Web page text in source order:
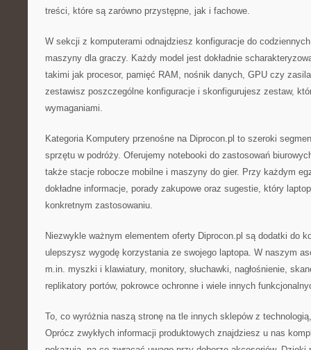
treści, które są zarówno przystępne, jak i fachowe.
W sekcji z komputerami odnajdziesz konfiguracje do
maszyny dla graczy. Każdy model jest dokładnie
takimi jak procesor, pamięć RAM, nośnik danych, GPU czy
zestawisz poszczególne konfiguracje i skonfigurujesz zestaw,
wymaganiami.
Kategoria Komputery przenośne na Diprocon.pl to szeroki
sprzętu w podróży. Oferujemy notebooki do zastosowań
także stacje robocze mobilne i maszyny do gier. Przy każdym
dokładne informacje, porady zakupowe oraz sugestie, który
konkretnym zastosowaniu.
Niezwykle ważnym elementem oferty Diprocon.pl są dodatki do
ulepszysz wygodę korzystania ze swojego laptopa. W naszym
m.in. myszki i klawiatury, monitory, słuchawki, nagłośnienie,
replikatory portów, pokrowce ochronne i wiele innych
To, co wyróżnia naszą stronę na tle innych sklepów z
Oprócz zwykłych informacji produktowych znajdziesz u nas